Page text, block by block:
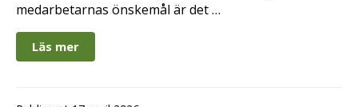
medarbetarnas önskemål är det …
Läs mer